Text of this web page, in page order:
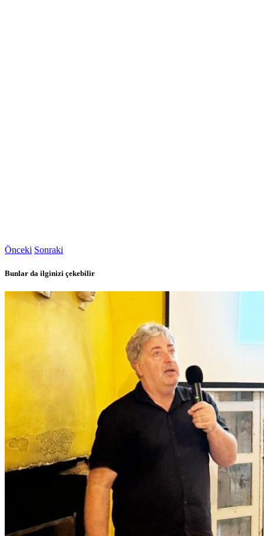
Önceki Sonraki
Bunlar da ilginizi çekebilir